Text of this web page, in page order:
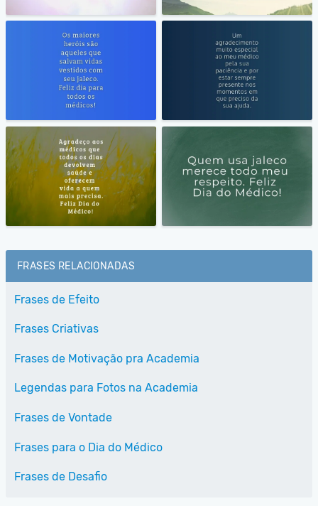
FRASES RELACIONADAS
Frases de Efeito
Frases Criativas
Frases de Motivação pra Academia
Legendas para Fotos na Academia
Frases de Vontade
Frases para o Dia do Médico
Frases de Desafio